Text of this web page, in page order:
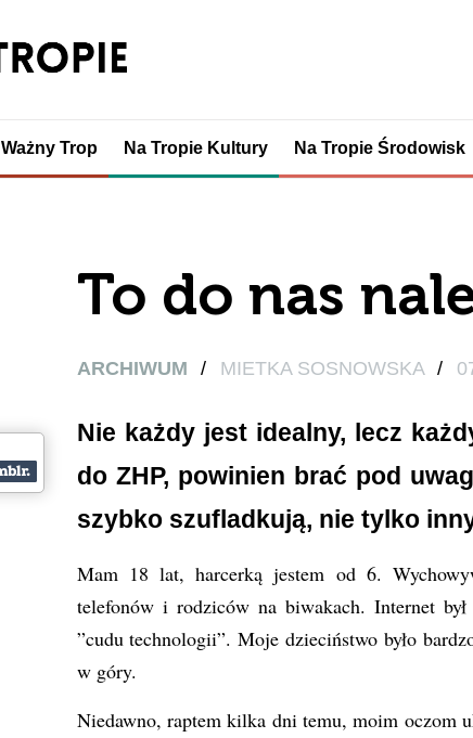
Ważny Trop Na Tropie Kultury Na Tropie Środowisk
To do nas
ARCHIWUM / MIETKA SOSNOWSKA /
Nie każdy jest idealny, lecz
do ZHP, powinien brać pod
szybko szufladkują, nie tylko
Mam 18 lat, harcerką jestem od 6.
telefonów i rodziców na biwakach. Internet
”cudu technologii”. Moje dzieciństwo było
w góry.
Niedawno, raptem kilka dni temu, moim oczom